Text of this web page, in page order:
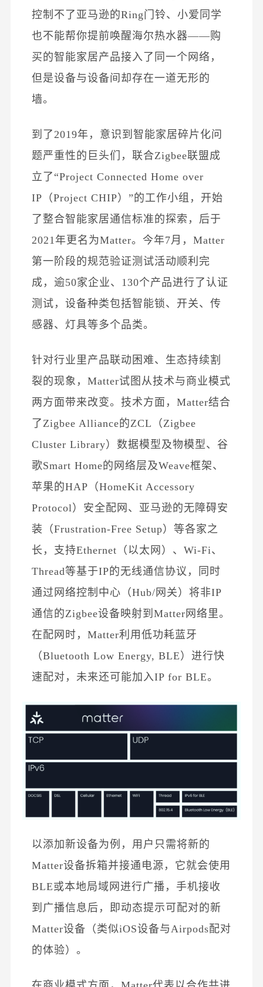
控制不了亚马逊的Ring门铃、小爱同学
也不能帮你提前唤醒海尔热水器——购
买的智能家居产品接入了同一个网络，
但是设备与设备间却存在一道无形的
墙。
到了2019年，意识到智能家居碎片化问
题严重性的巨头们，联合Zigbee联盟成
立了“Project Connected Home over
IP（Project CHIP）”的工作小组，开始
了整合智能家居通信标准的探索，后于
2021年更名为Matter。今年7月，Matter
第一阶段的规范验证测试活动顺利完
成，逾50家企业、130个产品进行了认证
测试，设备种类包括智能锁、开关、传
感器、灯具等多个品类。
针对行业里产品联动困难、生态持续割
裂的现象， Matter试图从技术与 商业模式
两方面带来改变。技术方面， Matter结合
了Zigbee Alliance的ZCL（Zigbee
Cluster Library）数据模型及物模型 、谷
歌Smart Home的网络层及Weave框架、
苹果的HAP（HomeKit Accessory
Protocol）安全配网、亚马逊的无障碍安
装（Frustration-Free Setup）等各家之
长，支持Ethernet（以太网）、Wi-Fi、
Thread等基于IP的无线通信协议，同时
通过 网络控制中心（Hub/网关）将非IP
通信的Zigbee设备映射到Matter网络里。
在配网时，Matter利用低功耗蓝牙
（Bluetooth Low Energy, BLE）进行快
速配对，未来还可能加入IP for BLE。
以添加新设备为例，用户只需将新的
Matter设备拆箱并接通电源，它就会使用
BLE或本地局域网进行广播，手机接收
到广播信息后，即动态提示可配对的新
Matter设备（类似iOS设备与Airpods配对
的体验）。